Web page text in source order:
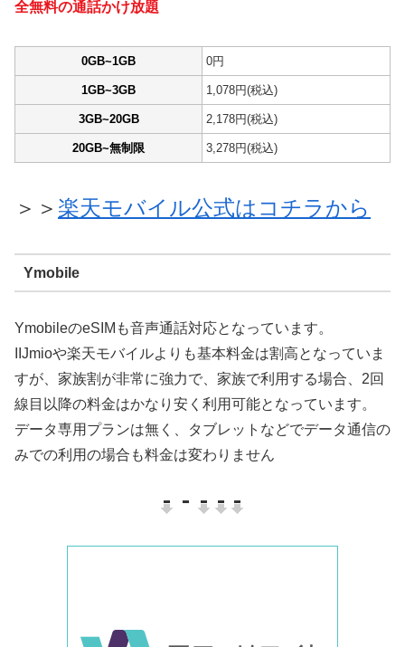
全無料の通話かけ放題
0GB~1GB 0円
1GB~3GB 1,078円(税込)
3GB~20GB 2,178円(税込)
20GB~無制限 3,278円(税込)
＞＞ 楽天モバイル公式はコチラから
Ymobile
YmobileのeSIMも音声通話対応となっています。
IIJmioや楽天モバイルよりも基本料金は割高となっていま
すが、家族割が非常に強力で、家族で利用する場合、2回
線目以降の料金はかなり安く利用可能となっています。
データ専用プランは無く、タブレットなどでデータ通信の
みでの利用の場合も料金は変わりません